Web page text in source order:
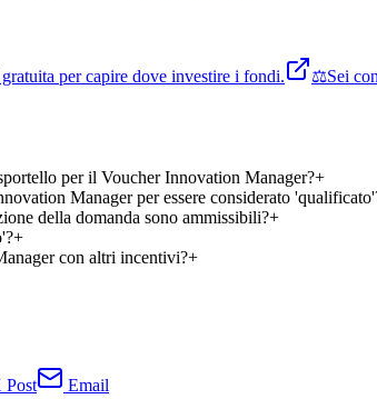
gratuita per capire dove investire i fondi. ⚖️Sei
per il Voucher Innovation Manager?+
Manager per essere considerato
della domanda sono ammissibili?+
+
con altri incentivi?+
Post Email